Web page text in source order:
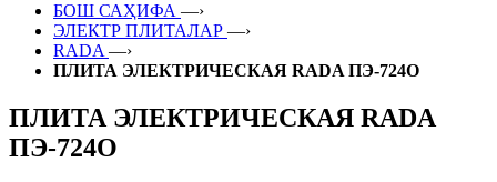
БОШ САҲИФА —›
ЭЛЕКТР ПЛИТАЛАР —›
RADA —›
ПЛИТА ЭЛЕКТРИЧЕСКАЯ RADA ПЭ-724О
ПЛИТА ЭЛЕКТРИЧЕСКАЯ RADA
ПЭ-724О